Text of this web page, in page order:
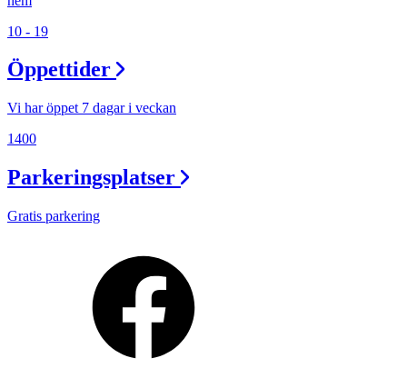
10 - 19
Öppettider
Vi har öppet 7 dagar i veckan
1400
Parkeringsplatser
Gratis parkering